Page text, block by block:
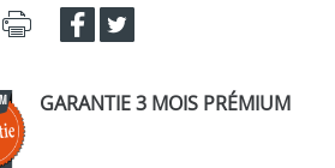
GARANTIE 3 MOIS PRÉMIUM